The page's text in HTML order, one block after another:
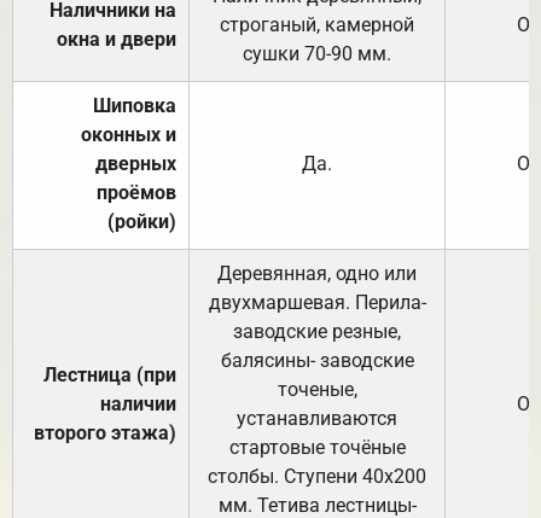
Наличники на
окна и двери
строганый, камерной
сушки 70-90 мм.
Шиповка
оконных и
дверных
проёмов
(ройки)
Да.
Лестница (при
наличии
второго этажа)
Деревянная, одно или
двухмаршевая. Перила-
заводские резные,
балясины- заводские
точеные,
устанавливаются
стартовые точёные
столбы. Ступени 40х200
мм. Тетива лестницы-